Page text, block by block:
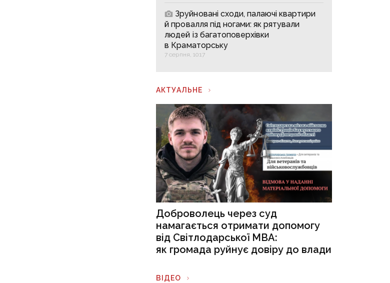
Зруйновані сходи, палаючі квартири
й провалля під ногами: як рятували
людей із багатоповерхівки
в Краматорську
7 серпня, 10:17
АКТУАЛЬНЕ
Доброволець через суд
намагається отримати допомогу
від Світлодарської МВА:
як громада руйнує довіру до влади
ВІДЕО